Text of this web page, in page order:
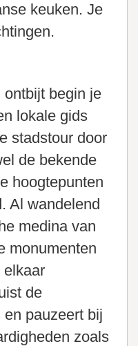
keuken. Je
begin je
lokale gids
stadstour door
de bekende
hoogtepunten
Al wandelend
medina van
monumenten
elkaar
de
pauzeert bij
zoals